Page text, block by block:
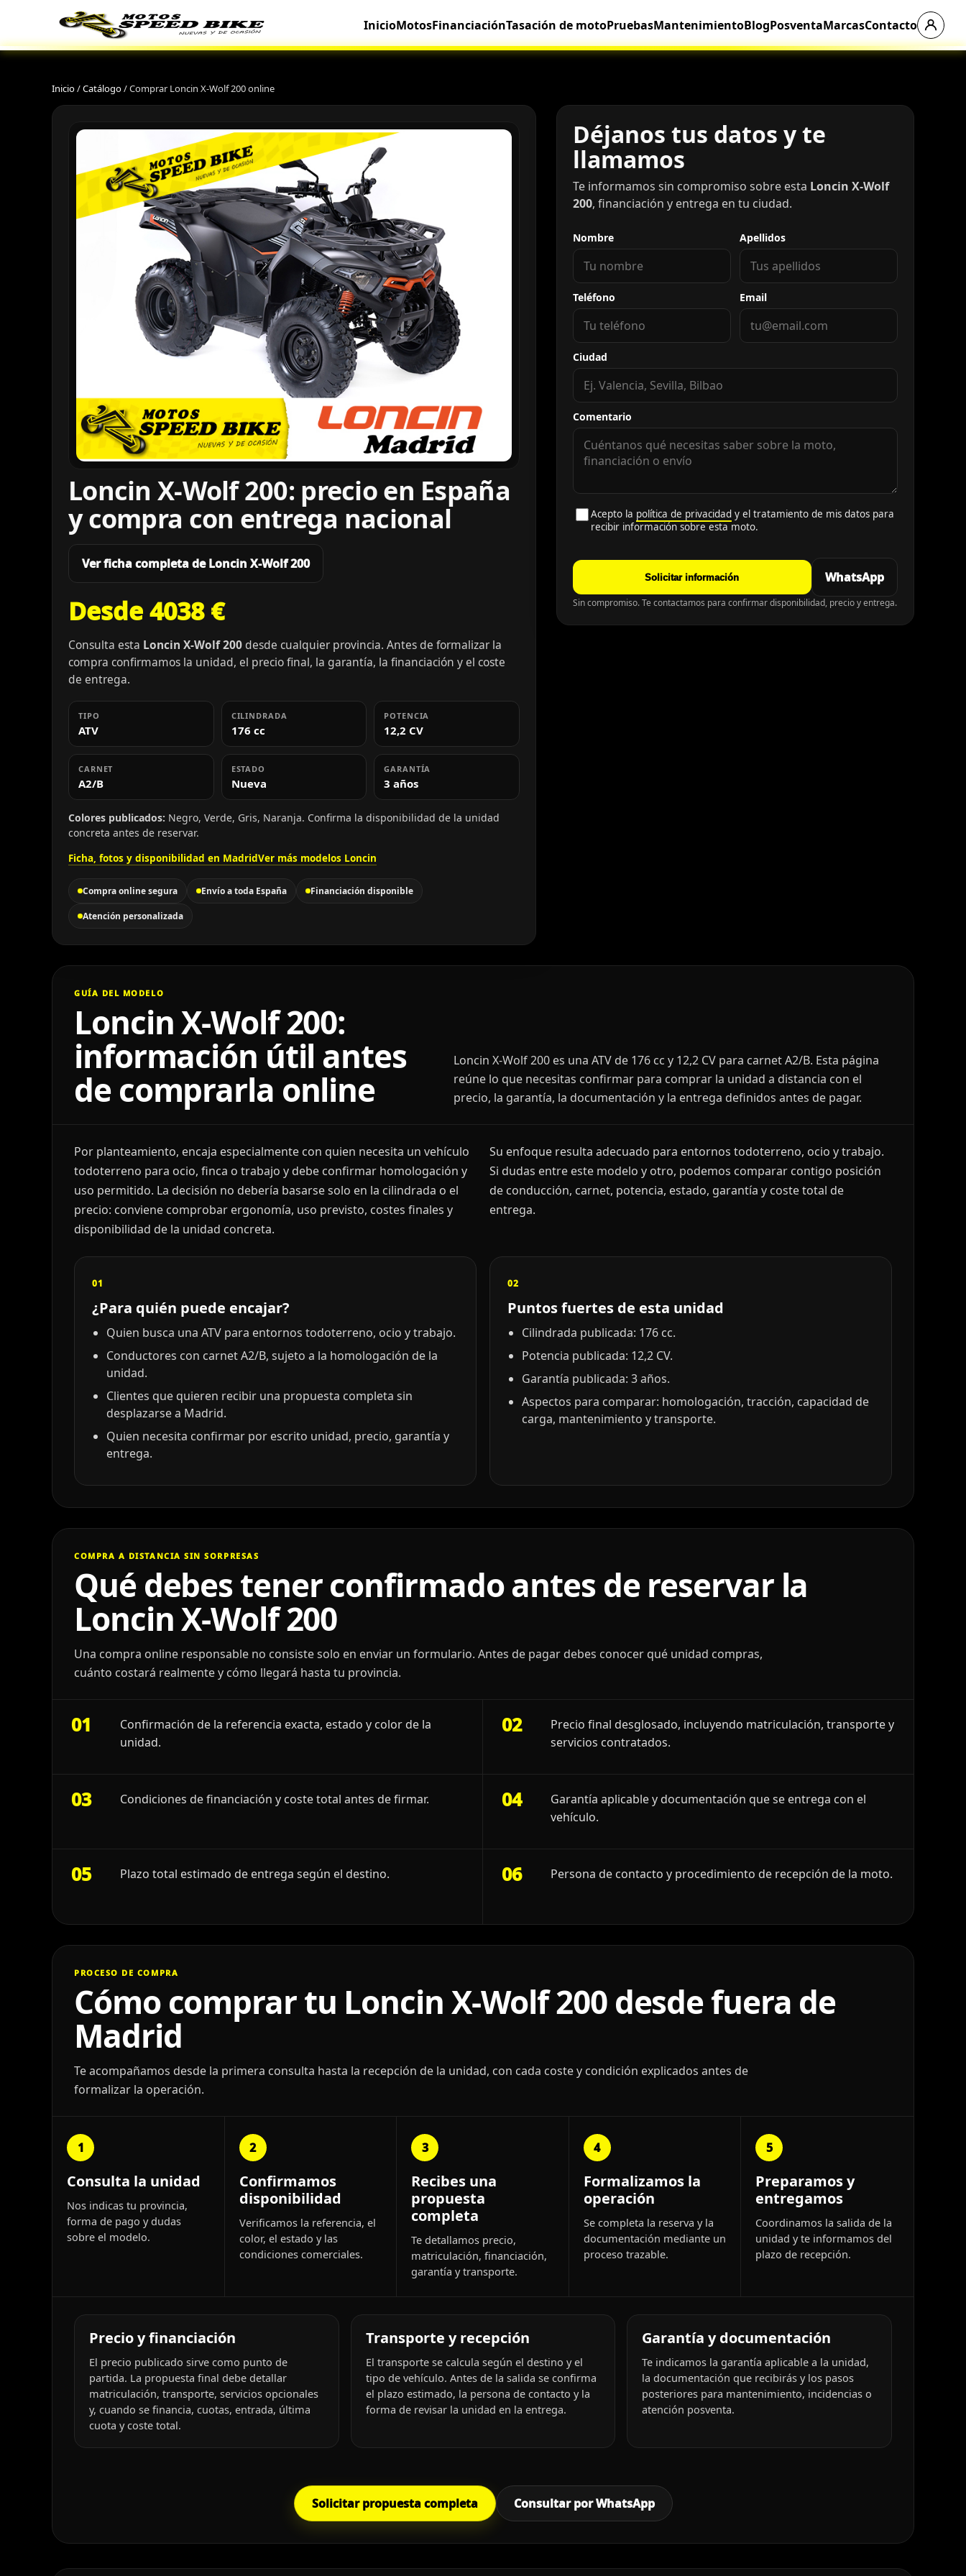
InicioMotosFinanciaciónTasación de motoPruebasMantenimientoBlogPosventaMarcasContacto
Inicio/Catálogo/Comprar Loncin X-Wolf 200 online
Loncin X-Wolf 200: precio en España
y compra con entrega nacional
Ver ficha completa de Loncin X-Wolf 200
Desde 4038 €
Consulta esta Loncin X-Wolf 200 desde cualquier provincia. Antes de formalizar la
compra confirmamos la unidad, el precio final, la garantía, la financiación y el coste
de entrega.
TIPO
ATV
CILINDRADA
176 cc
POTENCIA
12,2 CV
CARNET
A2/B
ESTADO
Nueva
GARANTÍA
3 años
Colores publicados: Negro, Verde, Gris, Naranja. Confirma la disponibilidad de la unidad
concreta antes de reservar.
Ficha, fotos y disponibilidad en MadridVer más modelos Loncin
Compra online segura Envío a toda España Financiación disponible
Atención personalizada
Déjanos tus datos y te
llamamos
Te informamos sin compromiso sobre esta Loncin X-Wolf
200, financiación y entrega en tu ciudad.
Nombre Apellidos
Teléfono Email
Ciudad
Comentario
Acepto la política de privacidady el tratamiento de mis datos para
recibir información sobre esta moto.
Solicitar información WhatsApp
Sin compromiso. Te contactamos para confirmar disponibilidad, precio y entrega.
GUÍA DEL MODELO
Loncin X-Wolf 200:
información útil antes
de comprarla online
Loncin X-Wolf 200 es una ATV de 176 cc y 12,2 CV para carnet A2/B. Esta página
reúne lo que necesitas confirmar para comprar la unidad a distancia con el
precio, la garantía, la documentación y la entrega definidos antes de pagar.
Por planteamiento, encaja especialmente con quien necesita un vehículo
todoterreno para ocio, finca o trabajo y debe confirmar homologación y
uso permitido. La decisión no debería basarse solo en la cilindrada o el
precio: conviene comprobar ergonomía, uso previsto, costes finales y
disponibilidad de la unidad concreta.
Su enfoque resulta adecuado para entornos todoterreno, ocio y trabajo.
Si dudas entre este modelo y otro, podemos comparar contigo posición
de conducción, carnet, potencia, estado, garantía y coste total de
entrega.
01
¿Para quién puede encajar?
Quien busca una ATV para entornos todoterreno, ocio y trabajo.
Conductores con carnet A2/B, sujeto a la homologación de la
unidad.
Clientes que quieren recibir una propuesta completa sin
desplazarse a Madrid.
Quien necesita confirmar por escrito unidad, precio, garantía y
entrega.
02
Puntos fuertes de esta unidad
Cilindrada publicada: 176 cc.
Potencia publicada: 12,2 CV.
Garantía publicada: 3 años.
Aspectos para comparar: homologación, tracción, capacidad de
carga, mantenimiento y transporte.
COMPRA A DISTANCIA SIN SORPRESAS
Qué debes tener confirmado antes de reservar la
Loncin X-Wolf 200
Una compra online responsable no consiste solo en enviar un formulario. Antes de pagar debes conocer qué unidad compras,
cuánto costará realmente y cómo llegará hasta tu provincia.
01
Confirmación de la referencia exacta, estado y color de la
unidad.
02
Precio final desglosado, incluyendo matriculación, transporte y
servicios contratados.
03 Condiciones de financiación y coste total antes de firmar. 04
Garantía aplicable y documentación que se entrega con el
vehículo.
05 Plazo total estimado de entrega según el destino. 06 Persona de contacto y procedimiento de recepción de la moto.
PROCESO DE COMPRA
Cómo comprar tu Loncin X-Wolf 200 desde fuera de
Madrid
Te acompañamos desde la primera consulta hasta la recepción de la unidad, con cada coste y condición explicados antes de
formalizar la operación.
1
Consulta la unidad
Nos indicas tu provincia,
forma de pago y dudas
sobre el modelo.
2
Confirmamos
disponibilidad
Verificamos la referencia, el
color, el estado y las
condiciones comerciales.
3
Recibes una
propuesta
completa
Te detallamos precio,
matriculación, financiación,
garantía y transporte.
4
Formalizamos la
operación
Se completa la reserva y la
documentación mediante un
proceso trazable.
5
Preparamos y
entregamos
Coordinamos la salida de la
unidad y te informamos del
plazo de recepción.
Precio y financiación
El precio publicado sirve como punto de
partida. La propuesta final debe detallar
matriculación, transporte, servicios opcionales
y, cuando se financia, cuotas, entrada, última
cuota y coste total.
Transporte y recepción
El transporte se calcula según el destino y el
tipo de vehículo. Antes de la salida se confirma
el plazo estimado, la persona de contacto y la
forma de revisar la unidad en la entrega.
Garantía y documentación
Te indicamos la garantía aplicable a la unidad,
la documentación que recibirás y los pasos
posteriores para mantenimiento, incidencias o
atención posventa.
Solicitar propuesta completa Consultar por WhatsApp